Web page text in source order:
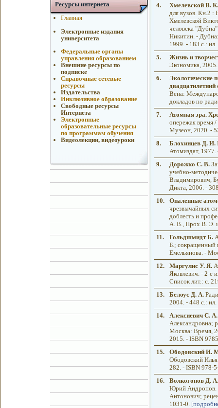
Ресурсы интернета
Главная
Электронные издания
университета
Федеральные органы
управления образованием
Внешние ресурсы по
подписке
Справочные сетевые
ресурсы
Издательства
Инклюзивное образование
Свободные ресурсы
Интернета
Электронные
образовательные ресурсы
по программам обучения
Видеолекции, видеоуроки
4.
Хмелевской В. К.
для вузов. Кн.2 :
Хмелевской
человека
Никитин. -
1999. - 183 с.:
5.
Жизнь и
Экономика,
6.
Экологические
двадцатилетний
Вена:
докладов по
7.
Атомная эра.
опережая время
Музеон, 2020. -
8.
Блохинцев Д. И.
Атомиздат,
9.
Дорожко С. В.
учебно-
Владимирович,
Дикта, 2006. -
10.
Опаленные
чрезвычайных
доблесть и
А. В., Прох В. Э.
11.
Гольдшмидт Б.
Б.; сокращенный
Емельянова. -
12.
Маргулис У. Я.
Яковлевич. - 2-е
Список лит.: с.
13.
Белоус Д. А.
2004. - 448 с.:
14.
Алексиевич С. А.
Александровна;
Москва: Время,
2015. - ISBN
15.
Ободовский И.
Ободовский
282. - ISBN 978-
16.
Волкогонов Д. А.
Юрий Андропов.
Антонович;
1031-0.